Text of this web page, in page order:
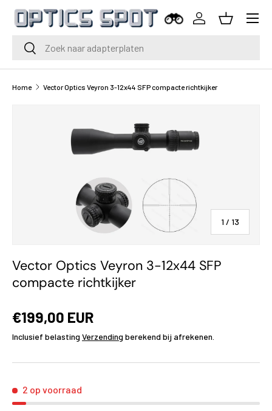
Ga naar inhoud
Zoeken
Zoeken
InloggenMand
Menu
Home Vector Optics Veyron 3-12x44 SFP compacte richtkijker
1/ van
13
Vector Optics Veyron 3-12x44 SFP
compacte richtkijker
€199,00 EUR
Inclusief belasting Verzending berekend bij afrekenen.
2 op voorraad